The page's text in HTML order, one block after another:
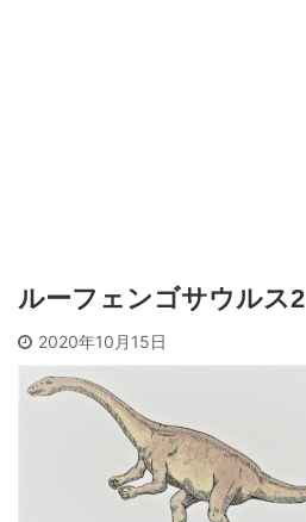
ルーフェンゴサウルス2
2020年10月15日